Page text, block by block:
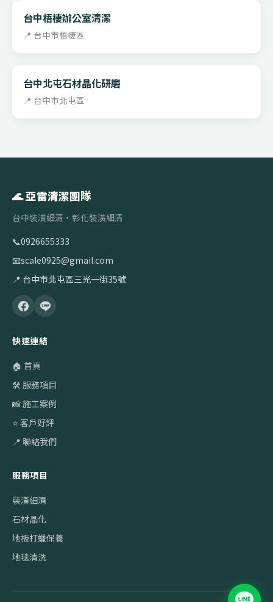
台中梧棲辦公室清潔
📍 台中市梧棲區
台中北屯石材晶化研磨
📍 台中市北屯區
🌊 亞雷清潔團隊
台中裝潢細清・彰化裝潢細清
📞0926655333
📧scale0925@gmail.com
📍 台中市北屯區三光一街35號
快速連結
🏠 首頁
🛠️ 服務項目
📸 施工案例
⭐ 客戶好評
📍 聯絡我們
服務項目
裝潢細清
石材晶化
地板打蠟保養
地毯清洗